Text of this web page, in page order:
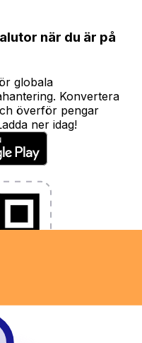
när du är på
globala
Konvertera
överför pengar
ner idag!